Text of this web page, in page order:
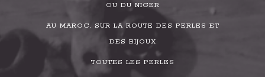
OU DU NIGER
AU MAROC, SUR LA ROUTE DES PERLES ET
DES BIJOUX
TOUTES LES PERLES